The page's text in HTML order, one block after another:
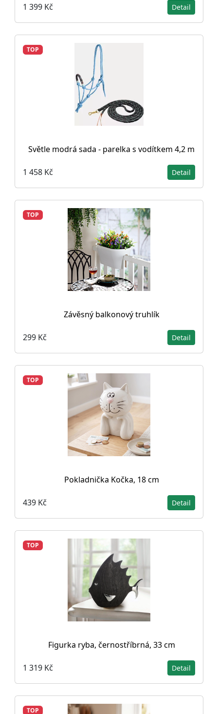
1 399 Kč Detail
TOP
Světle modrá sada - parelka s vodítkem 4,2 m
1 458 Kč Detail
TOP
Závěsný balkonový truhlík
299 Kč Detail
TOP
Pokladnička Kočka, 18 cm
439 Kč Detail
TOP
Figurka ryba, černostříbrná, 33 cm
1 319 Kč Detail
TOP